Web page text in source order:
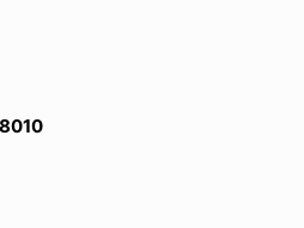
and save
exclusive offers.